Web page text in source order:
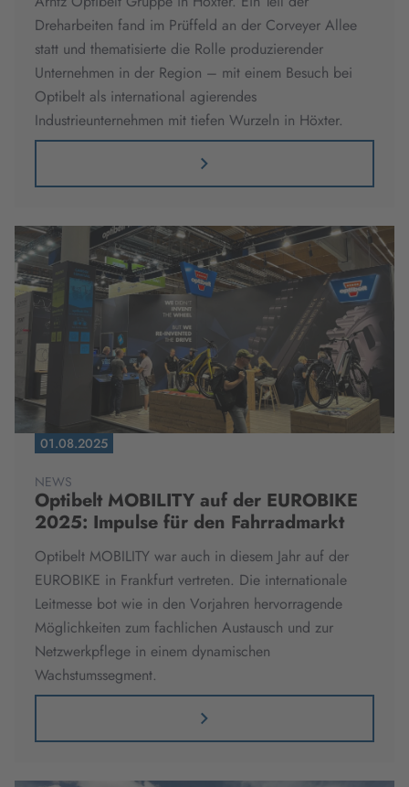
Dreharbeiten fand im Prüffeld an der Corveyer Allee
statt und thematisierte die Rolle produzierender
Unternehmen in der Region – mit einem Besuch bei
Optibelt als international agierendes
Industrieunternehmen mit tiefen Wurzeln in Höxter.
01.08.2025
NEWS
Optibelt MOBILITY auf der EUROBIKE
2025: Impulse für den Fahrradmarkt
Optibelt MOBILITY war auch in diesem Jahr auf der
EUROBIKE in Frankfurt vertreten. Die internationale
Leitmesse bot wie in den Vorjahren hervorragende
Möglichkeiten zum fachlichen Austausch und zur
Netzwerkpflege in einem dynamischen
Wachstumssegment.